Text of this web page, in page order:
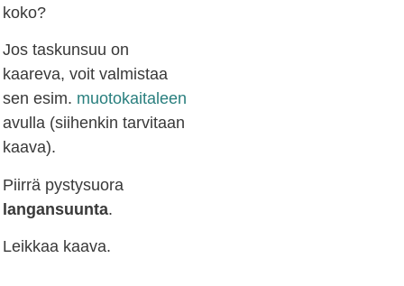
koko?
Jos taskunsuu on
kaareva, voit valmistaa
sen esim. muotokaitaleen
avulla (siihenkin tarvitaan
kaava).
Piirrä pystysuora
langansuunta.
Leikkaa kaava.